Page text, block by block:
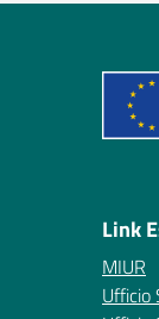
Link
MIUR
Ufficio